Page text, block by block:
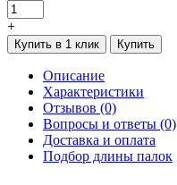
+
Купить в 1 клик Купить
Описание
Характеристики
Отзывов (0)
Вопросы и ответы (0)
Доставка и оплата
Подбор длины палок